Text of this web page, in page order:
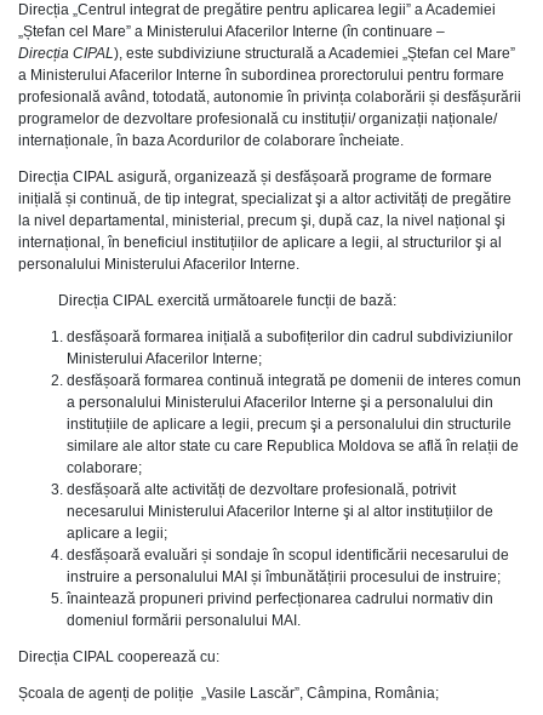
Direcția „Centrul integrat de pregătire pentru aplicarea legii” a Academiei
„Ștefan cel Mare” a Ministerului Afacerilor Interne (în continuare –
Direcția CIPAL), este subdiviziune structurală a Academiei „Ștefan cel Mare”
a Ministerului Afacerilor Interne în subordinea prorectorului pentru formare
profesională având, totodată, autonomie în privința colaborării și desfășurării
programelor de dezvoltare profesională cu instituții/ organizații naționale/
internaționale, în baza Acordurilor de colaborare încheiate.
Direcția CIPAL asigură, organizează și desfășoară programe de formare
inițială și continuă, de tip integrat, specializat şi a altor activități de pregătire
la nivel departamental, ministerial, precum şi, după caz, la nivel național şi
internațional, în beneficiul instituțiilor de aplicare a legii, al structurilor şi al
personalului Ministerului Afacerilor Interne.
Direcția CIPAL exercită următoarele funcții de bază:
desfășoară formarea inițială a subofițerilor din cadrul subdiviziunilor
Ministerului Afacerilor Interne;
desfășoară formarea continuă integrată pe domenii de interes comun
a personalului Ministerului Afacerilor Interne şi a personalului din
instituțiile de aplicare a legii, precum şi a personalului din structurile
similare ale altor state cu care Republica Moldova se află în relații de
colaborare;
desfășoară alte activități de dezvoltare profesională, potrivit
necesarului Ministerului Afacerilor Interne şi al altor instituțiilor de
aplicare a legii;
desfășoară evaluări și sondaje în scopul identificării necesarului de
instruire a personalului MAI și îmbunătățirii procesului de instruire;
înaintează propuneri privind perfecționarea cadrului normativ din
domeniul formării personalului MAI.
Direcția CIPAL cooperează cu:
Școala de agenți de poliție „Vasile Lascăr”, Câmpina, România;